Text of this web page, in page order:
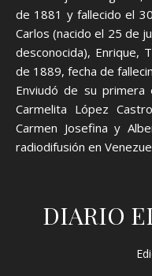
de 1881 y fallecido el
Carlos (nacido el 25 de
desconocida), Enrique,
de 1889, fecha de
Enviudó de su
Carmelita López
Carmen Josefina y
radiodifusión en
DIARIO